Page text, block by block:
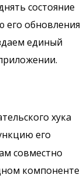
состояние
его обновления
единый
хука
его
совместно
компоненте